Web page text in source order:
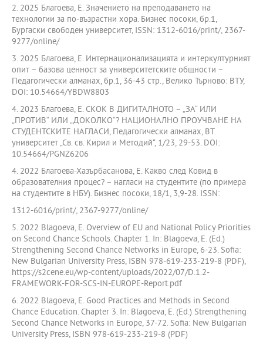
2. 2025 Благоева, Е. Значението на преподаването на
технологии за по-възрастни хора. Бизнес посоки, бр.1,
Бургаски свободен университет, ISSN: 1312-6016/print/, 2367-
9277/online/
3. 2025 Благоева, Е. Интернационализацията и интеркултурният
опит – базова ценност за университетските общности –
Педагогически алманах, бр.1, 36-43 стр., Велико Търново: ВТУ,
DOI: 10.54664/YBDW8803
4. 2023 Благоева, Е. СКОК В ДИГИТАЛНОТО – „ЗА“ ИЛИ
„ПРОТИВ“ ИЛИ „ДОКОЛКО“? НАЦИОНАЛНО ПРОУЧВАНЕ НА
СТУДЕНТСКИТЕ НАГЛАСИ, Педагогически алманах, ВТ
университет „Св. св. Кирил и Методий“, 1/23, 29-53. DOI:
10.54664/PGNZ6206
4. 2022 Благоева-Хазърбасанова, Е. Какво след Ковид в
образователния процес? – нагласи на студентите (по примера
на студентите в НБУ). Бизнес посоки, 18/1, 3,9-28. ISSN:
1312-6016/print/, 2367-9277/online/
5. 2022 Blagoeva, E. Overview of EU and National Policy Priorities
on Second Chance Schools. Chapter 1. In: Blagoeva, E. (Ed.)
Strengthening Second Chance Networks in Europe, 6-23. Sofia:
New Bulgarian University Press, ISBN 978-619-233-219-8 (PDF),
https://s2cene.eu/wp-content/uploads/2022/07/D.1.2-
FRAMEWORK-FOR-SCS-IN-EUROPE-Report.pdf
6. 2022 Blagoeva, E. Good Practices and Methods in Second
Chance Education. Chapter 3. In: Blagoeva, E. (Ed.) Strengthening
Second Chance Networks in Europe, 37-72. Sofia: New Bulgarian
University Press, ISBN 978-619-233-219-8 (PDF)